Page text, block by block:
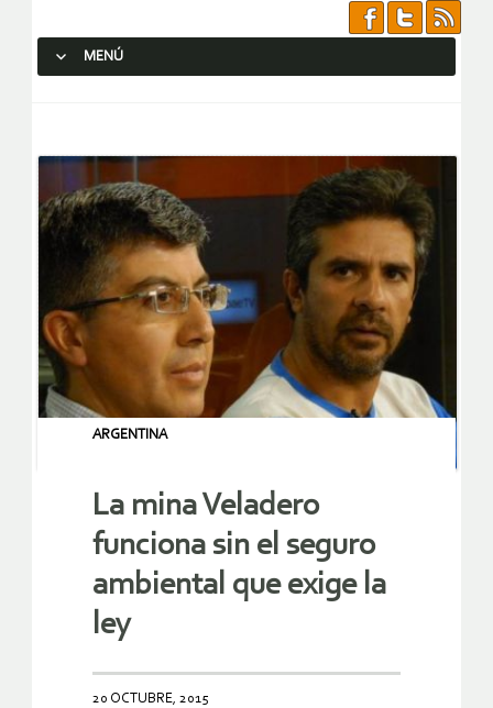
MENÚ
ARGENTINA
La mina Veladero
funciona sin el seguro
ambiental que exige la
ley
20 OCTUBRE, 2015